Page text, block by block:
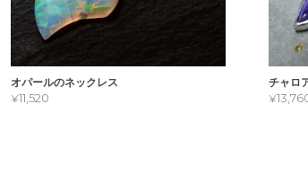
オパールのネックレス
¥11,520
チャロ